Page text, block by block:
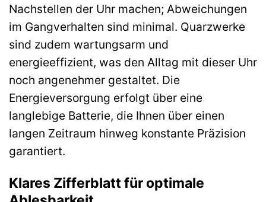
Nachstellen der Uhr machen; Abweichungen
im Gangverhalten sind minimal. Quarzwerke
sind zudem wartungsarm und
energieeffizient, was den Alltag mit dieser Uhr
noch angenehmer gestaltet. Die
Energieversorgung erfolgt über eine
langlebige Batterie, die Ihnen über einen
langen Zeitraum hinweg konstante Präzision
garantiert.
Klares Zifferblatt für optimale